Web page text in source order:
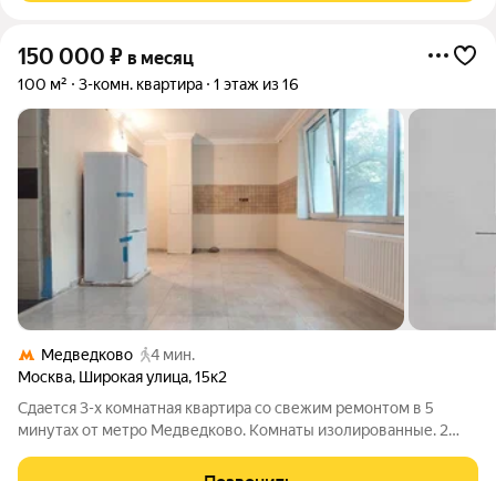
150 000 ₽ в месяц
100 м² 3-комн. квартира 1 этаж из 16
Медведково
4 мин.
Москва, Широкая улица,15к2
Сдается 3-х комнатная квартира со свежим ремонтом в 5
минутах от метро Медведково. Комнаты изолированные. 2
шлагбаумом. Можно рассматривать под офис. Рассмотрим